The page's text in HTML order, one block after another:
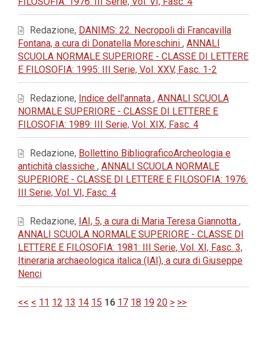
Redazione, DANIMS: 22. Necropoli di Francavilla
Fontana, a cura di Donatella Moreschini , ANNALI
SCUOLA NORMALE SUPERIORE - CLASSE DI LETTERE
E FILOSOFIA: 1995: III Serie, Vol. XXV, Fasc. 1-2
Redazione, Indice dell'annata , ANNALI SCUOLA
NORMALE SUPERIORE - CLASSE DI LETTERE E
FILOSOFIA: 1989: III Serie, Vol. XIX, Fasc. 4
Redazione, Bollettino BibliograficoArcheologia e
antichità classiche , ANNALI SCUOLA NORMALE
SUPERIORE - CLASSE DI LETTERE E FILOSOFIA: 1976:
III Serie, Vol. VI, Fasc. 4
Redazione, IAI, 5, a cura di Maria Teresa Giannotta ,
ANNALI SCUOLA NORMALE SUPERIORE - CLASSE DI
LETTERE E FILOSOFIA: 1981: III Serie, Vol. XI, Fasc. 3,
Itineraria archaeologica italica (IAI), a cura di Giuseppe
Nenci
<< < 11 12 13 14 15 16 17 18 19 20 > >>